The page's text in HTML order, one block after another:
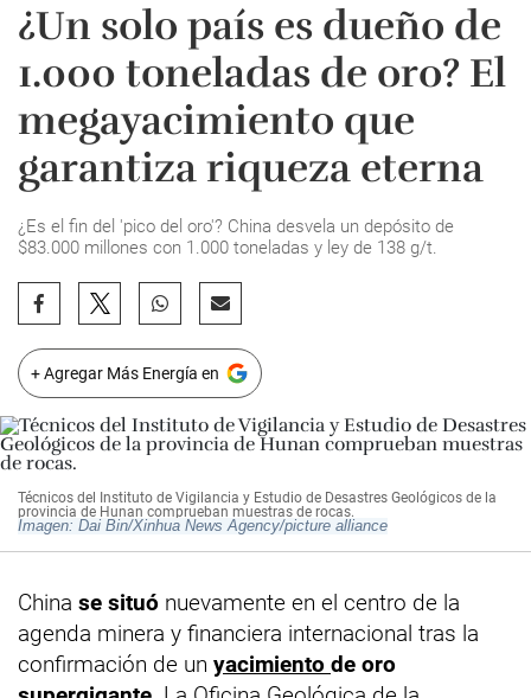
¿Un solo país es dueño de
1.000 toneladas de oro? El
megayacimiento que
garantiza riqueza eterna
¿Es el fin del 'pico del oro'? China desvela un depósito de
$83.000 millones con 1.000 toneladas y ley de 138 g/t.
+ Agregar Más Energía en
Técnicos del Instituto de Vigilancia y Estudio de Desastres Geológicos de la
provincia de Hunan comprueban muestras de rocas.
Imagen: Dai Bin/Xinhua News Agency/picture alliance
China se situó nuevamente en el centro de la
agenda minera y financiera internacional tras la
confirmación de un yacimiento de oro